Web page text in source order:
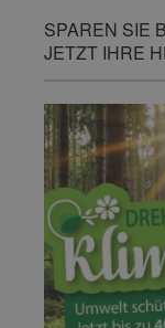
SPAREN SIE
JETZT IHRE